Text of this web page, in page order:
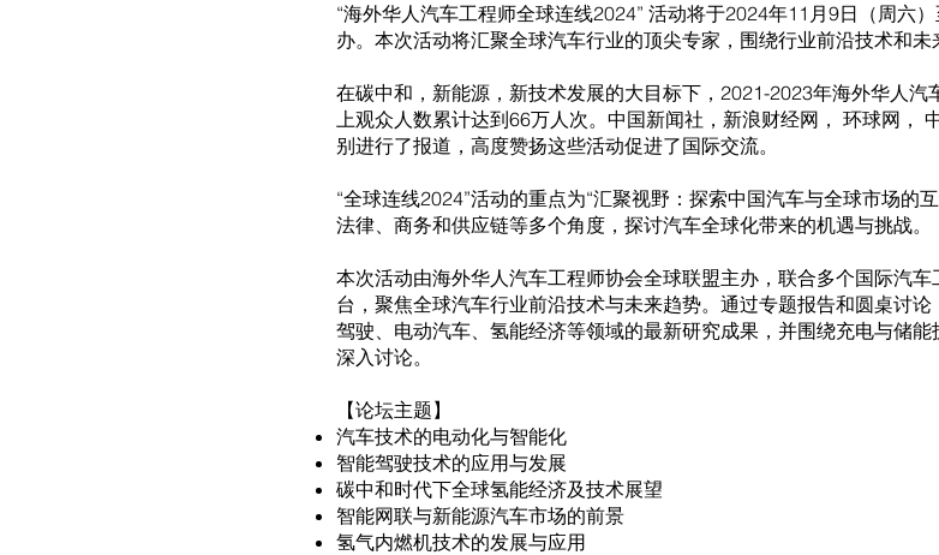
“海外华人汽车工程师全球连线2024” 活动将于2024年11月9日（周六
办。本次活动将汇聚全球汽车行业的顶尖专家，围绕行业前沿技术和未
在碳中和，新能源，新技术发展的大目标下，2021-2023年海外华人
上观众人数累计达到66万人次。中国新闻社，新浪财经网， 环球网，
别进行了报道，高度赞扬这些活动促进了国际交流。
“全球连线2024”活动的重点为“汇聚视野：探索中国汽车与全球市场的
法律、商务和供应链等多个角度，探讨汽车全球化带来的机遇与挑战。
本次活动由海外华人汽车工程师协会全球联盟主办，联合多个国际汽
台，聚焦全球汽车行业前沿技术与未来趋势。通过专题报告和圆桌讨
驾驶、电动汽车、氢能经济等领域的最新研究成果，并围绕充电与储
深入讨论。
【论坛主题】
汽车技术的电动化与智能化
智能驾驶技术的应用与发展
碳中和时代下全球氢能经济及技术展望
智能网联与新能源汽车市场的前景
氢气内燃机技术的发展与应用